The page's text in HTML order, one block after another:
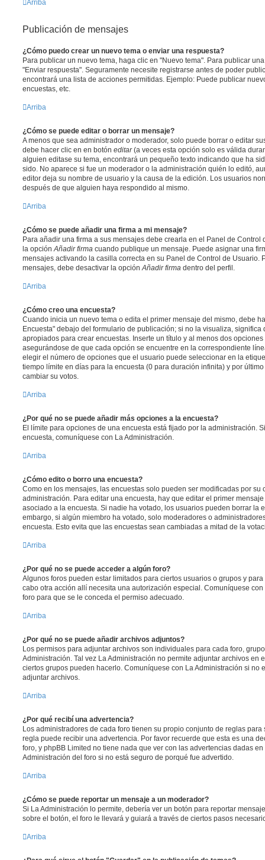
Arriba
Publicación de mensajes
¿Cómo puedo crear un nuevo tema o enviar una respuesta?
Para publicar un nuevo tema, haga clic en "Nuevo tema". Para publicar
"Enviar respuesta". Seguramente necesite registrarse antes de poder
encontrará una lista de acciones permitidas. Ejemplo: Puede publicar
encuestas, etc.
Arriba
¿Cómo se puede editar o borrar un mensaje?
A menos que sea administrador o moderador, solo puede borrar o editar
debe hacer clic en en botón editar(a veces esta opción solo es válida
alguien editase su tema, encontrará un pequeño texto indicando que ha
sido. No aparece si fue un moderador o la administración quién lo editó,
editor deja su nombre de usuario y la causa de la edición. Los usuarios
después de que alguien haya respondido al mismo.
Arriba
¿Cómo se puede añadir una firma a mi mensaje?
Para añadir una firma a sus mensajes debe crearla en el Panel de Control
la opciónAñadir firma cuando publique un mensaje. Puede asignar una
mensajes activando la casilla correcta en su Panel de Control de Usuario.
mensajes, debe desactivar la opciónAñadir firma dentro del perfil.
Arriba
¿Cómo creo una encuesta?
Cuando inicia un nuevo tema o edita el primer mensaje del mismo, debe
Encuesta" debajo del formulario de publicación; si no la visualiza, significa
apropiados para crear encuestas. Inserte un título y al menos dos
asegurándose de que cada opción se encuentre en la correspondiente
elegir el número de opciones que el usuario puede seleccionar en la
tiempo límite en días para la encuesta (0 para duración infinita) y por
cambiar su votos.
Arriba
¿Por qué no se puede añadir más opciones a la encuesta?
El límite para opciones de una encuesta está fijado por la administración.
encuesta, comuníquese con La Administración.
Arriba
¿Cómo edito o borro una encuesta?
Como en los mensajes, las encuestas solo pueden ser modificadas por
administración. Para editar una encuesta, hay que editar el primer
asociado a la encuesta. Si nadie ha votado, los usuarios pueden borrar la
embargo, si algún miembro ha votado, solo moderadores o
encuesta. Esto evita que las encuestas sean cambiadas a mitad de la
Arriba
¿Por qué no se puede acceder a algún foro?
Algunos foros pueden estar limitados para ciertos usuarios o grupos y
cabo otra acción allí necesita una autorización especial. Comuníquese
foro para que se le conceda el permiso adecuado.
Arriba
¿Por qué no se puede añadir archivos adjuntos?
Los permisos para adjuntar archivos son individuales para cada foro,
Administración. Tal vez La Administración no permite adjuntar archivos en
ciertos grupos pueden hacerlo. Comuníquese con La Administración si no
adjuntar archivos.
Arriba
¿Por qué recibí una advertencia?
Los administradores de cada foro tienen su propio conjunto de reglas
regla puede recibir una advertencia. Por favor recuerde que esta es una
foro, y phpBB Limited no tiene nada que ver con las advertencias dadas
Administración del foro si no está seguro de porqué fue advertido.
Arriba
¿Cómo se puede reportar un mensaje a un moderador?
Si La Administración lo permite, debería ver un botón para reportar
sobre el botón, el foro le llevará y guiará a través de ciertos pasos
Arriba